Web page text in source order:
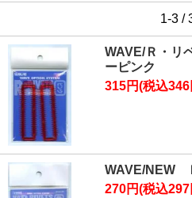
1-3 /
WAVE/Ｒ・リ
ーピンク
315円(税込346
WAVE/NEW
270円(税込297